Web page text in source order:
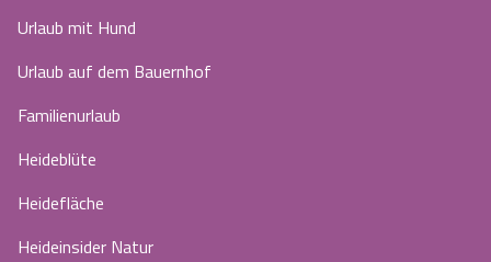
Urlaub mit Hund
Urlaub auf dem Bauernhof
Familienurlaub
Heideblüte
Heidefläche
Heideinsider Natur